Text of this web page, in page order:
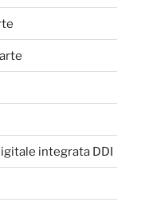
integrata DDI